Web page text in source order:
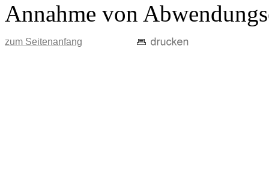
Annahme von
zum Seitenanfang